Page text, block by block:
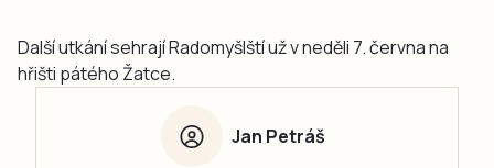
Další utkání sehrají Radomyšlští už v neděli 7. června na
hřišti pátého Žatce.
Jan Petráš